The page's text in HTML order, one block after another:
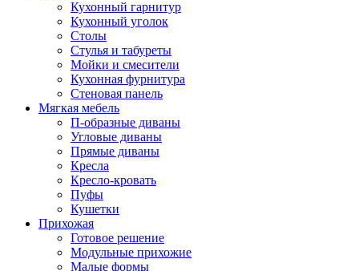
Кухонный гарнитур
Кухонный уголок
Столы
Стулья и табуреты
Мойки и смесители
Кухонная фурнитура
Стеновая панель
Мягкая мебель
П-образные диваны
Угловые диваны
Прямые диваны
Кресла
Кресло-кровать
Пуфы
Кушетки
Прихожая
Готовое решение
Модульные прихожие
Малые формы